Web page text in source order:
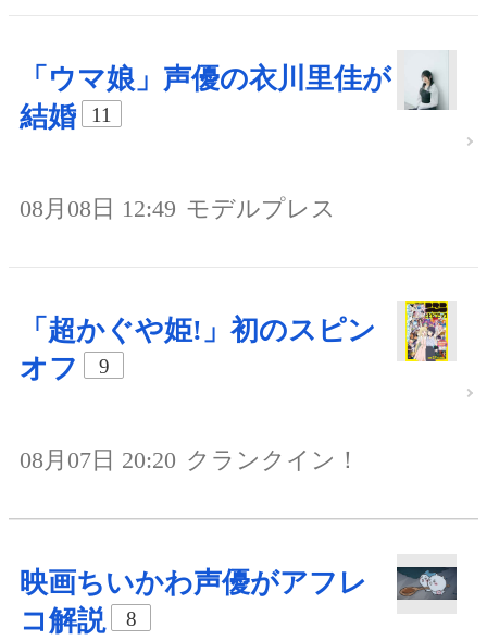
「ウマ娘」声優の衣川里佳が
結婚
11
08月08日 12:49 モデルプレス
「超かぐや姫!」初のスピン
オフ
9
08月07日 20:20 クランクイン！
映画ちいかわ声優がアフレ
コ解説
8